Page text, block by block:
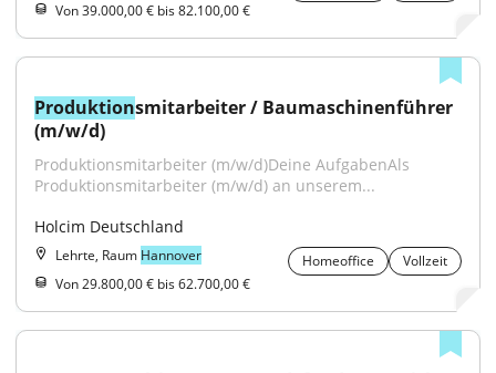
Von 39.000,00 € bis 82.100,00 €
Produktionsmitarbeiter / Baumaschinenführer
(m/w/d)
Produktionsmitarbeiter (m/w/d)Deine AufgabenAls
Produktionsmitarbeiter (m/w/d) an unserem...
Holcim Deutschland
Lehrte, Raum Hannover Homeoffice
Vollzeit
Von 29.800,00 € bis 62.700,00 €